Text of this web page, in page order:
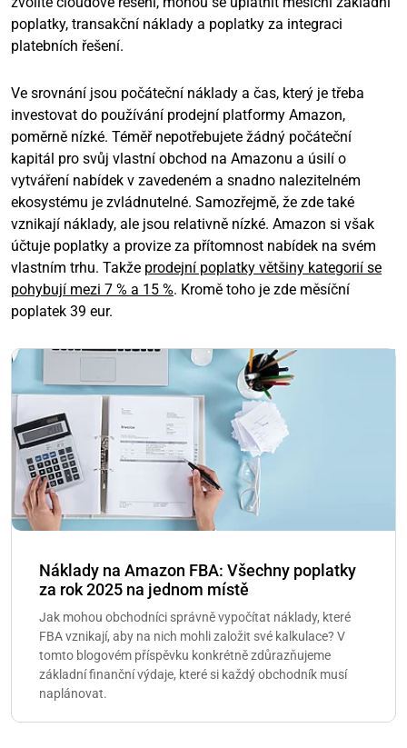
poplatky, transakční náklady a poplatky za integraci
platebních řešení.
Ve srovnání jsou počáteční náklady a čas, který je třeba
investovat do používání prodejní platformy Amazon,
poměrně nízké. Téměř nepotřebujete žádný počáteční
kapitál pro svůj vlastní obchod na Amazonu a úsilí o
vytváření nabídek v zavedeném a snadno nalezitelném
ekosystému je zvládnutelné. Samozřejmě, že zde také
vznikají náklady, ale jsou relativně nízké. Amazon si však
účtuje poplatky a provize za přítomnost nabídek na svém
vlastním trhu. Takže prodejní poplatky většiny kategorií se
pohybují mezi 7 % a 15 %. Kromě toho je zde měsíční
poplatek 39 eur.
Náklady na Amazon FBA: Všechny poplatky
za rok 2025 na jednom místě
Jak mohou obchodníci správně vypočítat náklady, které
FBA vznikají, aby na nich mohli založit své kalkulace? V
tomto blogovém příspěvku konkrétně zdůrazňujeme
základní finanční výdaje, které si každý obchodník musí
naplánovat.